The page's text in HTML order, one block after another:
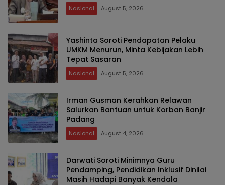
Nasional August 5, 2026
Yashinta Soroti Pendapatan Pelaku
UMKM Menurun, Minta Kebijakan Lebih
Tepat Sasaran
Nasional August 5, 2026
Irman Gusman Kerahkan Relawan
Salurkan Bantuan untuk Korban Banjir
Padang
Nasional August 4, 2026
Darwati Soroti Minimnya Guru
Pendamping, Pendidikan Inklusif Dinilai
Masih Hadapi Banyak Kendala